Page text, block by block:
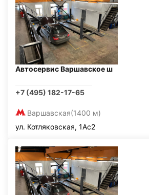
Автосервис Варшавское ш
+7 (495) 182-17-65
Варшавская(1400 м)
ул. Котляковская, 1Ас2